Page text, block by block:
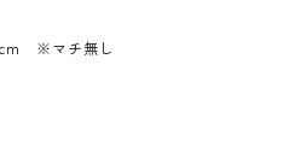
※マチ無し